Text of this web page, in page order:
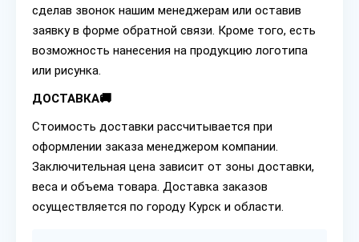
сделав звонок нашим менеджерам или оставив
заявку в форме обратной связи. Кроме того, есть
возможность нанесения на продукцию логотипа
или рисунка.
ДОСТАВКА🚚
Стоимость доставки рассчитывается при
оформлении заказа менеджером компании.
Заключительная цена зависит от зоны доставки,
веса и объема товара. Доставка заказов
осуществляется по городу Курск и области.